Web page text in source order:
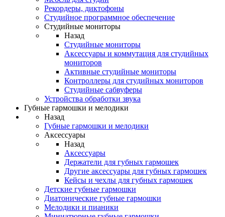
Рекордеры, диктофоны
Студийное программное обеспечение
Студийные мониторы
Назад
Студийные мониторы
Аксессуары и коммутация для студийных
мониторов
Активные студийные мониторы
Контроллеры для студийных мониторов
Студийные сабвуферы
Устройства обработки звука
Губные гармошки и мелодики
Назад
Губные гармошки и мелодики
Аксессуары
Назад
Аксессуары
Держатели для губных гармошек
Другие аксессуары для губных гармошек
Кейсы и чехлы для губных гармошек
Детские губные гармошки
Диатонические губные гармошки
Мелодики и пианики